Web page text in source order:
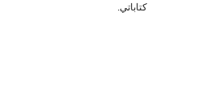
كتاباتي.